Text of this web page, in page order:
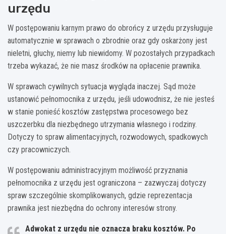
urzędu
W postępowaniu karnym prawo do obrońcy z urzędu przysługuje
automatycznie w sprawach o zbrodnie oraz gdy oskarżony jest
nieletni, głuchy, niemy lub niewidomy. W pozostałych przypadkach
trzeba wykazać, że nie masz środków na opłacenie prawnika.
W sprawach cywilnych sytuacja wygląda inaczej. Sąd może
ustanowić pełnomocnika z urzędu, jeśli udowodnisz, że nie jesteś
w stanie ponieść kosztów zastępstwa procesowego bez
uszczerbku dla niezbędnego utrzymania własnego i rodziny.
Dotyczy to spraw alimentacyjnych, rozwodowych, spadkowych
czy pracowniczych.
W postępowaniu administracyjnym możliwość przyznania
pełnomocnika z urzędu jest ograniczona – zazwyczaj dotyczy
spraw szczególnie skomplikowanych, gdzie reprezentacja
prawnika jest niezbędna do ochrony interesów strony.
Adwokat z urzędu nie oznacza braku kosztów. Po